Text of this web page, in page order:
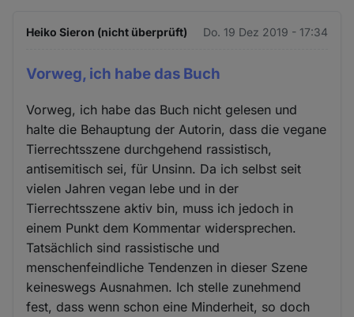
Heiko Sieron (nicht überprüft) Do. 19 Dez 2019 - 17:34
Vorweg, ich habe das Buch
Vorweg, ich habe das Buch nicht gelesen und
halte die Behauptung der Autorin, dass die vegane
Tierrechtsszene durchgehend rassistisch,
antisemitisch sei, für Unsinn. Da ich selbst seit
vielen Jahren vegan lebe und in der
Tierrechtsszene aktiv bin, muss ich jedoch in
einem Punkt dem Kommentar widersprechen.
Tatsächlich sind rassistische und
menschenfeindliche Tendenzen in dieser Szene
keineswegs Ausnahmen. Ich stelle zunehmend
fest, dass wenn schon eine Minderheit, so doch